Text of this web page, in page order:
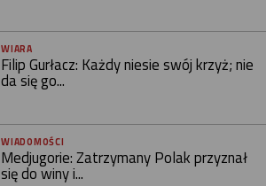
WIARA
Filip Gurłacz: Każdy niesie swój krzyż; nie
da się go...
WIADOMOŚCI
Medjugorie: Zatrzymany Polak przyznał
się do winy i...